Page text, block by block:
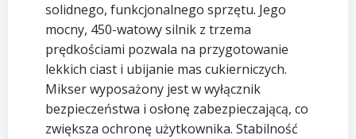
solidnego, funkcjonalnego sprzętu. Jego
mocny, 450-watowy silnik z trzema
prędkościami pozwala na przygotowanie
lekkich ciast i ubijanie mas cukierniczych.
Mikser wyposażony jest w wyłącznik
bezpieczeństwa i osłonę zabezpieczającą, co
zwiększa ochronę użytkownika. Stabilność